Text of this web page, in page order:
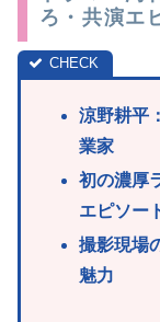
ろ・共演エ
涼野耕平
業家
初の濃厚
エピソー
撮影現場
魅力